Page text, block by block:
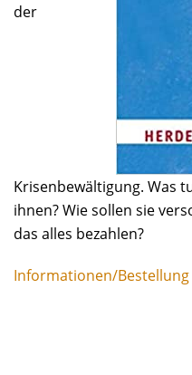
der
Krisenbewältigung. Was
ihnen? Wie sollen sie
das alles bezahlen?
Informationen/Bestellung